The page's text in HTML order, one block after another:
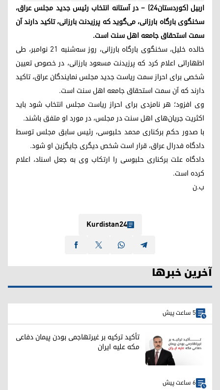
اربیل (کوردستان٢٤) – در آستانه انتخاب رئیس جدید مجلس عراق،
سخنگوی بارگاه بارزانی، می‌گوید که پرزیدنت بارزانی، تاکید دارند آن
سمت استحقاق جامعه اهل سنت است.
خالده خلیل، سخنگوی بارگاه بارزانی، روز سه‌شنبه ٢١ نوامبر، طی
اظهاراتی اعلام کرد که پرزیدنت مسعود بارزانی، در خصوص تعیین
شخصی برای احراز سمت ریاست جدید مجلس نمایندگان عراق، تاکید
دارند که آن سمت استحقاق جامعه اهل سنت است.
وی افزود؛ هر نامزدی برای احراز ریاست مجلس انتخاب شود باید
اکثریت جریان‌های اهل سنت در مجلس، در مورد او متفق باشند.
با صدور حکم برکناری محمد حلبوسی، رئیس سابق مجلس توسط
دادگاه فدرال عراق، قرار است شخص دیگری جایگزین او شود.
دادگاه علت برکناری حلبوسی را ارتکاب وی به جعل اسناد، اعلام
کرده است.
ب.ن
Kurdistan24
آخرین خبرها
5 ساعت پیش
تأکید ترکیه بر غیرتهاجمی بودن پیمان دفاعی
مکه علیه ایران
6 ساعت پیش